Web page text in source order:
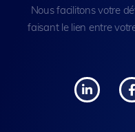
Nous facilitons votre
faisant le lien entre